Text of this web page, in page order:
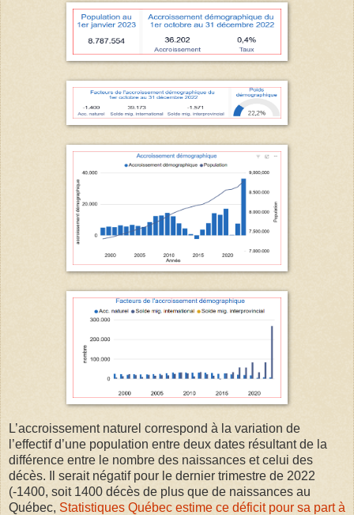
L’accroissement naturel correspond à la variation de
l’effectif d’une population entre deux dates résultant de la
différence entre le nombre des naissances et celui des
décès. Il serait négatif pour le dernier trimestre de 2022
(-1400, soit 1400 décès de plus que de naissances au
Québec, Statistiques Québec estime ce déficit pour sa part à